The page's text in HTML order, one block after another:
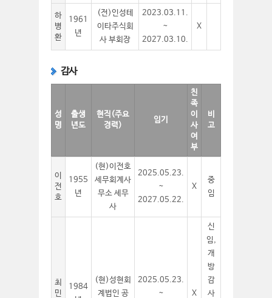
하
병
환
1961
년
(전)인성테
이타주식회
사 부회장
2023.03.11.
~
2027.03.10.
X
감사
성
명
출생
년도
현직(주요
경력)
임기
친
족
이
사
여
부
비
고
이
전
호
1955
년
(현)이전호
세무회계사
무소 세무
사
2025.05.23.
~
2027.05.22.
X
중
임
최
민
1984
(현)성현회
계법인 공
2025.05.23.
~
X
신
임,
개
방
감
사